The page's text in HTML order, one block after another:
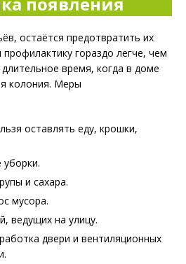
остаётся предотвратить их
гораздо легче, чем
время, когда в доме
колония. Меры
оставлять еду, крошки,
и сахара.
мусора.
ведущих на улицу.
двери и вентиляционных